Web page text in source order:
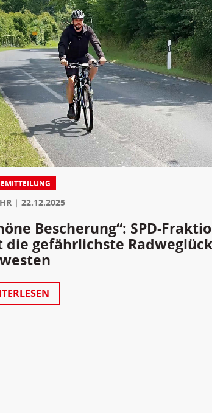
22.12.2025
Bescherung“: SPD-
die gefährlichste